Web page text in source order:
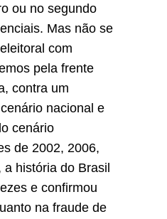
ou no segundo
Mas não se
com
pela frente
contra um
nacional e
cenário
de 2002, 2006,
a história do Brasil
e confirmou
na fraude de